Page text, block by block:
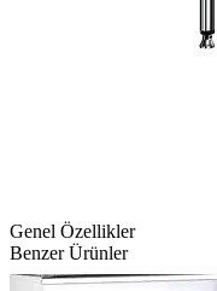
Genel Özellikler
Benzer Ürünler